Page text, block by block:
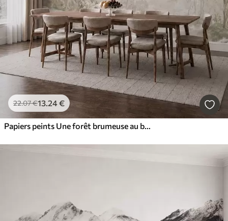
22.07€13.24€
Papiers peints Une forêt brumeuse au bord d'un plan d'eau paisible, dans des tons pastel naturels et doux